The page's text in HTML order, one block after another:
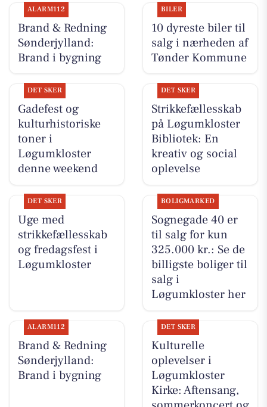
ALARM112
Brand & Redning
Sønderjylland:
Brand i bygning
BILER
10 dyreste biler til
salg i nærheden af
Tønder Kommune
DET SKER
Gadefest og
kulturhistoriske
toner i
Løgumkloster
denne weekend
DET SKER
Strikkefællesskab
på Løgumkloster
Bibliotek: En
kreativ og social
oplevelse
DET SKER
Uge med
strikkefællesskab
og fredagsfest i
Løgumkloster
BOLIGMARKED
Sognegade 40 er
til salg for kun
325.000 kr.: Se de
billigste boliger til
salg i
Løgumkloster her
ALARM112
Brand & Redning
Sønderjylland:
Brand i bygning
DET SKER
Kulturelle
oplevelser i
Løgumkloster
Kirke: Aftensang,